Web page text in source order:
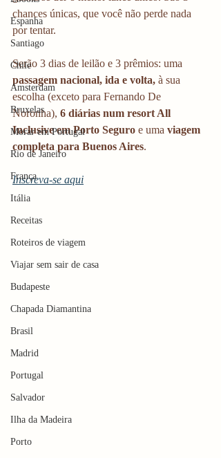
Espanha
Santiago
Chile
Amsterdam
Bruxelas
Morar em Portugal
Rio de Janeiro
França
Itália
Receitas
Roteiros de viagem
Viajar sem sair de casa
Budapeste
Chapada Diamantina
Brasil
Madrid
Portugal
Salvador
Ilha da Madeira
Porto
chances únicas, que você não perde nada
por tentar.
Serão 3 dias de leilão e 3 prêmios: uma
passagem nacional, ida e volta, à sua
escolha (exceto para Fernando De
Noronha), 6 diárias num resort All
Inclusive em Porto Seguro e uma viagem
completa para Buenos Aires.
Inscreva-se aqui